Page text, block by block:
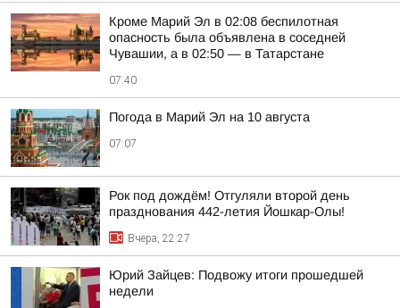
Кроме Марий Эл в 02:08 беспилотная
опасность была объявлена в соседней
Чувашии, а в 02:50 — в Татарстане
07:40
Погода в Марий Эл на 10 августа
07:07
Рок под дождём! Отгуляли второй день
празднования 442-летия Йошкар-Олы!
Вчера, 22:27
Юрий Зайцев: Подвожу итоги прошедшей
недели